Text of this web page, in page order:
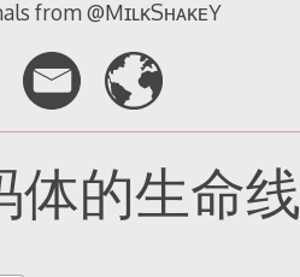
from @MɪʟᴋSʜᴀᴋᴇY
体的生命线